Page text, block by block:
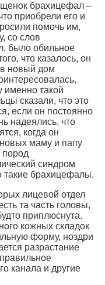
брахицефал –
приобрели его и
помочь им,
со слов
было обильное
что казалось, он
в новый дом
именно такой
сказали, что это
если он постоянно
надеялись, что
когда он
маму и папу
пород
синдром
такие брахицефалы.
лицевой отдел
та часть головы,
приплюснута.
кожных складок
форму, ноздри
разрастание
канала и другие